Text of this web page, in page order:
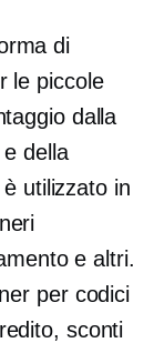
di
le piccole
dalla
della
utilizzato in
e altri.
per codici
sconti